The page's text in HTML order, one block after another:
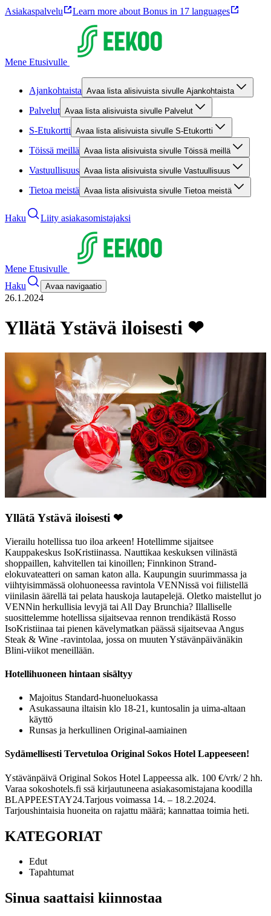
Asiakaspalvelu Learn more about Bonus in 17 languages
Mene Etusivulle
Ajankohtaista Avaa lista alisivuista sivulle Ajankohtaista
Palvelut Avaa lista alisivuista sivulle Palvelut
S-Etukortti Avaa lista alisivuista sivulle S-Etukortti
Töissä meillä Avaa lista alisivuista sivulle Töissä meillä
Vastuullisuus Avaa lista alisivuista sivulle Vastuullisuus
Tietoa meistä Avaa lista alisivuista sivulle Tietoa meistä
Haku Liity asiakasomistajaksi
Mene Etusivulle
Haku
Avaa navigaatio
26.1.2024
Yllätä Ystävä iloisesti ❤
Yllätä Ystävä iloisesti ❤
Vierailu hotellissa tuo iloa arkeen! Hotellimme sijaitsee
Kauppakeskus IsoKristiinassa. Nauttikaa keskuksen vilinästä
shoppaillen, kahvitellen tai kinoillen; Finnkinon Strand-
elokuvateatteri on saman katon alla. Kaupungin suurimmassa ja
viihtyisimmässä olohuoneessa ravintola VENNissä voi fiilistellä
viinilasin äärellä tai pelata hauskoja lautapelejä. Oletko maistellut jo
VENNin herkullisia levyjä tai All Day Brunchia? Illalliselle
suosittelemme hotellissa sijaitsevaa rennon trendikästä Rosso
IsoKristiinaa tai pienen kävelymatkan päässä sijaitsevaa Angus
Steak & Wine -ravintolaa, jossa on muuten Ystävänpäivänäkin
Blini-viikot meneillään.
Hotellihuoneen hintaan sisältyy
Majoitus Standard-huoneluokassa
Asukassauna iltaisin klo 18-21, kuntosalin ja uima-altaan
käyttö
Runsas ja herkullinen Original-aamiainen
Sydämellisesti Tervetuloa Original Sokos Hotel Lappeeseen!
Ystävänpäivä Original Sokos Hotel Lappeessa alk. 100 €/vrk/ 2 hh.
Varaa sokoshotels.fi ssä kirjautuneena asiakasomistajana koodilla
BLAPPEESTAY24.Tarjous voimassa 14. – 18.2.2024.
Tarjoushintaisia huoneita on rajattu määrä; kannattaa toimia heti.
KATEGORIAT
Edut
Tapahtumat
Sinua saattaisi kiinnostaa